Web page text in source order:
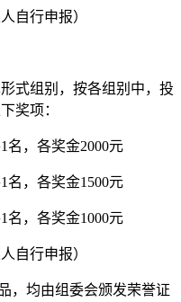
自行申报）
式组别，按各组别中，投
奖项：
，各奖金2000元
，各奖金1500元
，各奖金1000元
自行申报）
，均由组委会颁发荣誉证